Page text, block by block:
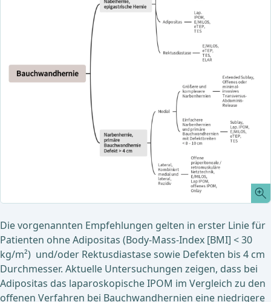
Die vorgenannten Empfehlungen gelten in erster Linie für
Patienten ohne Adipositas (Body-Mass-Index [BMI] < 30
kg/m²) und/oder Rektusdiastase sowie Defekten bis 4 cm
Durchmesser. Aktuelle Untersuchungen zeigen, dass bei
Adipositas das laparoskopische IPOM im Vergleich zu den
offenen Verfahren bei Bauchwandhernien eine niedrigere